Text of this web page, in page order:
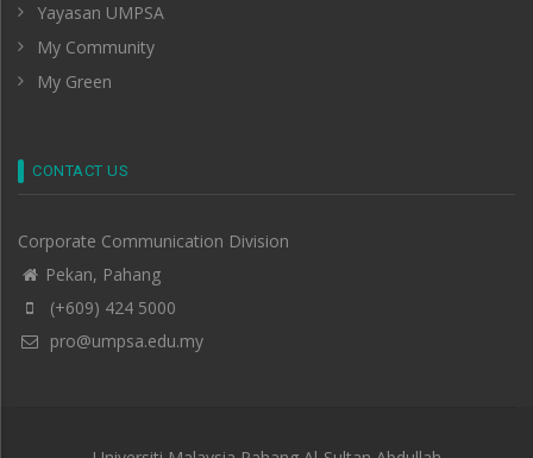
Yayasan UMPSA
My Community
My Green
CONTACT US
Corporate Communication Division
Pekan, Pahang
(+609) 424 5000
pro@umpsa.edu.my